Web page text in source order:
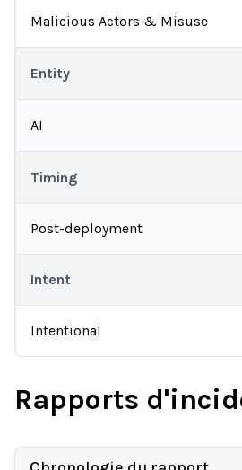
Malicious Actors & Misuse
Entity
AI
Timing
Post-deployment
Intent
Intentional
Rapports